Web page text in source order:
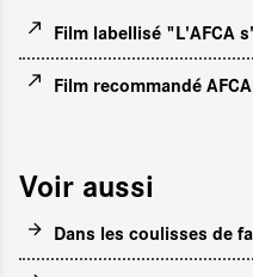
Film labellisé "L'AFCA
Film recommandé
Voir aussi
Dans les coulisses de